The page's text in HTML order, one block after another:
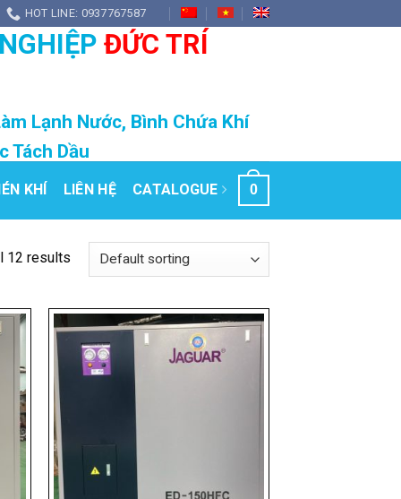
HOT LINE: 0937767587
ĐỨC TRÍ
Lạnh Nước, Bình Chứa Khí
Tách Dầu
KHÍ LIÊN HỆ CATALOGUE 0
12 results